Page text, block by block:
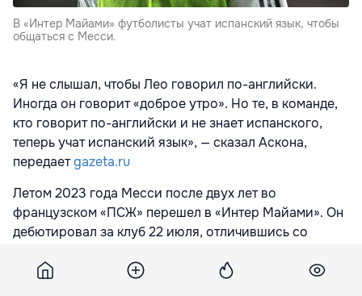
В «Интер Майами» футболисты учат испанский язык, чтобы
общаться с Месси.
«Я не слышал, чтобы Лео говорил по-английски.
Иногда он говорит «доброе утро». Но те, в команде,
кто говорит по-английски и не знает испанского,
теперь учат испанский язык», — сказал Аскона,
передаетgazeta.ru
Летом 2023 года Месси после двух лет во
французском «ПСЖ» перешел в «Интер Майами». Он
дебютировал за клуб 22 июля, отличившись со
завоевал первый трофей в Америке. «Интер